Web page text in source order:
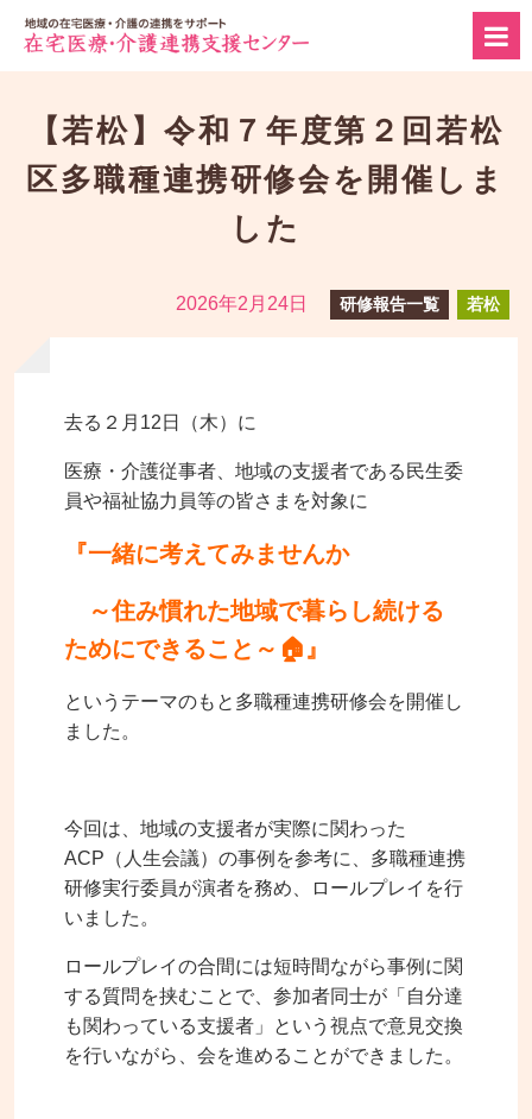
【若松】令和７年度第２回若松
区多職種連携研修会を開催しま
した
2026年2月24日 研修報告一覧 若松
去る２月12日（木）に
医療・介護従事者、地域の支援者である民生委
員や福祉協力員等の皆さまを対象に
『一緒に考えてみませんか
～住み慣れた地域で暮らし続ける
ためにできること～🏠』
というテーマのもと多職種連携研修会を開催し
ました。
今回は、地域の支援者が実際に関わった
ACP（人生会議）の事例を参考に、多職種連携
研修実行委員が演者を務め、ロールプレイを行
いました。
ロールプレイの合間には短時間ながら事例に関
する質問を挟むことで、参加者同士が「自分達
も関わっている支援者」という視点で意見交換
を行いながら、会を進めることができました。